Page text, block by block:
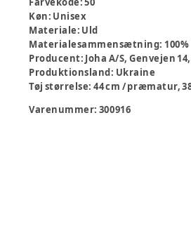
Køn: Unisex
Materiale: Uld
Materialesammensætning:
Producent: Joha A/S, Genvejen
Produktionsland: Ukraine
Tøj størrelse:44 cm / præmatur,
Varenummer: 300916